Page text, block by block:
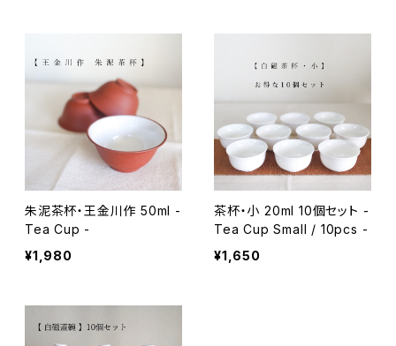
朱泥茶杯・王金川作 50ml -
Tea Cup -
¥1,980
茶杯・小 20ml 10個セット -
Tea Cup Small / 10pcs -
¥1,650